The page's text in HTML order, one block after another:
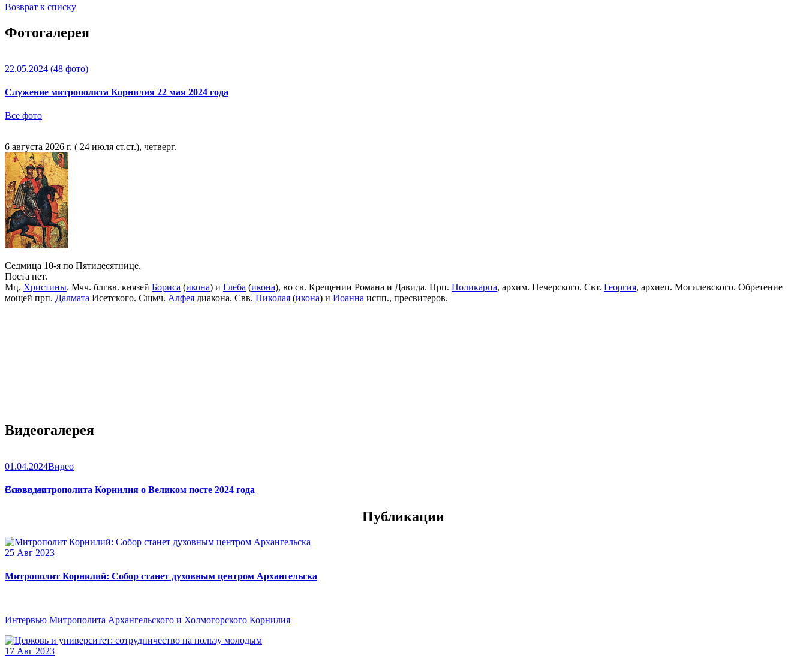
Возврат к списку
Фотогалерея
22.05.2024 (48 фото)
Служение митрополита Корнилия 22 мая 2024 года
Все фото
6 августа 2026 г. ( 24 июля ст.ст.), четверг.
Седмица 10-я по Пятидесятнице.
Поста нет.
Мц. Христины. Мчч. блгвв. князей Бориса (икона) и Глеба (икона), во св. Крещении Романа и Давида. Прп. Поликарпа, архим. Печерского. Свт. Георгия, архиеп. Могилевского. Обретение
мощей прп. Далмата Исетского. Сщмч. Алфея диакона. Свв. Николая (икона) и Иоанна испп., пресвитеров.
Видеогалерея
01.04.2024Видео
Слово митрополита Корнилия о Великом посте 2024 года
Все видео
Публикации
25 Авг 2023
Митрополит Корнилий: Собор станет духовным центром Архангельска
Интервью Митрополита Архангельского и Холмогорского Корнилия
17 Авг 2023